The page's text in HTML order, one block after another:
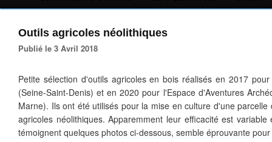
Outils agricoles néolithiques
Publié le 3 Avril 2018
Petite sélection d'outils agricoles en bois réalisés en 2017
(Seine-Saint-Denis) et en 2020 pour l'Espace d'Aventures
Marne). Ils ont été utilisés pour la mise en culture d'une
agricoles néolithiques. Apparemment leur efficacité est
témoignent quelques photos ci-dessous, semble éprouvante